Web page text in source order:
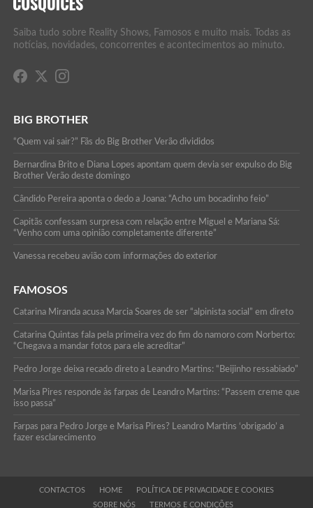
Saiba tudo sobre Reality Shows, Famosos e muito mais. Todas as
notícias, novidades, concorrentes e acontecimentos ao minuto.
BIG BROTHER
“Quem vai sair?” Fãs do Big Brother Verão divididos
Bernardina Brito e Diana Lopes apontam quem devia ser expulso do Big
Brother Verão deste domingo
Cândido Pereira aponta o dedo a Joana: “Acho um bocadinho feio”
Capitãs confessam surpresa com relação entre Miguel e Mariana Sá:
“Venho com uma opinião completamente diferente”
Vanessa recebeu avião com informações do exterior
FAMOSOS
Catarina Miranda acusa Marcia Soares de ser “alpinista social” em direto
Catarina Quintas fala pela primeira vez do fim do namoro com Norberto:
“Chegava a mandar fotos para ele acreditar”
Pedro Jorge deixa recado direto a Leandro Martins: “Beijinho ressabiado”
Marisa Pires responde às farpas de Leandro Martins: “Passem creme que
isso passa”
Farpas para Pedro Jorge e Marisa Pires? Leandro Martins ‘obrigado’ a
fazer esclarecimento
CONTACTOS HOME
POLÍTICA DE PRIVACIDADE E COOKIES
SOBRE NÓS
TERMOS E CONDIÇÕES